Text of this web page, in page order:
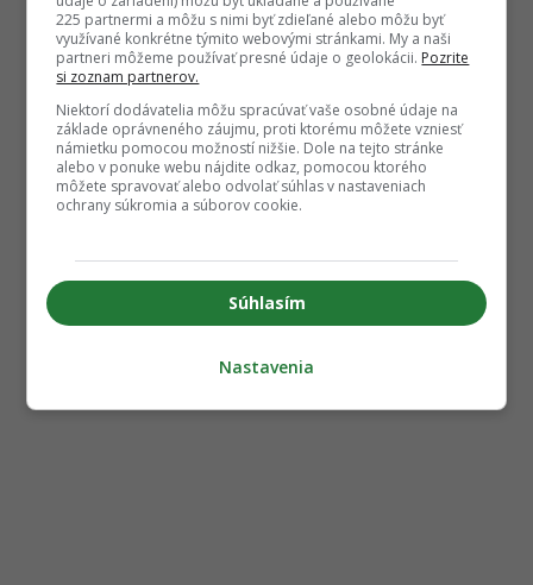
225 partnermi a môžu s nimi byť zdieľané alebo môžu byť
využívané konkrétne týmito webovými stránkami. My a naši
partneri môžeme používať presné údaje o geolokácii. Pozrite
si zoznam partnerov.
Niektorí dodávatelia môžu spracúvať vaše osobné údaje na
základe oprávneného záujmu, proti ktorému môžete vzniesť
námietku pomocou možností nižšie. Dole na tejto stránke
alebo v ponuke webu nájdite odkaz, pomocou ktorého
môžete spravovať alebo odvolať súhlas v nastaveniach
ochrany súkromia a súborov cookie.
Súhlasím
Nastavenia